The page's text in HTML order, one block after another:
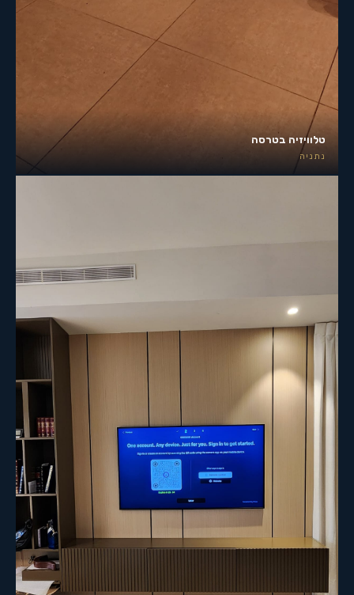
טלוויזיה בטרסה
נתניה